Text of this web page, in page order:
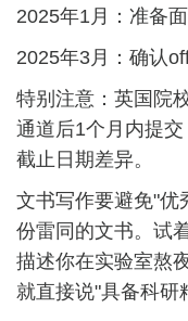
2025年1月：准备
2025年3月：确认
特别注意：英国院
通道后1个月内提
截止日期差异。
文书写作要避免"优
份雷同的文书。试
描述你在实验室熬
就直接说"具备科研